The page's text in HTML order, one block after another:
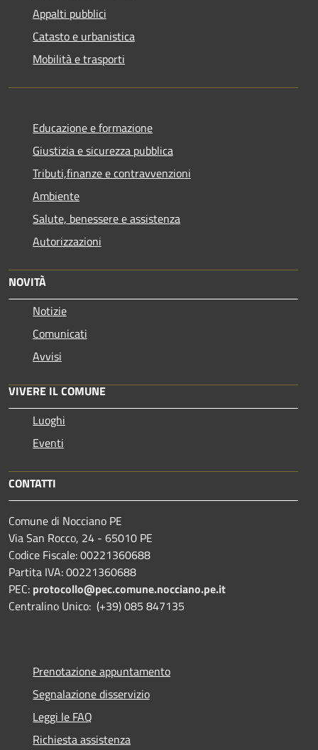
Appalti pubblici
Catasto e urbanistica
Mobilità e trasporti
Educazione e formazione
Giustizia e sicurezza pubblica
Tributi,finanze e contravvenzioni
Ambiente
Salute, benessere e assistenza
Autorizzazioni
NOVITÀ
Notizie
Comunicati
Avvisi
VIVERE IL COMUNE
Luoghi
Eventi
CONTATTI
Comune di Nocciano PE
Via San Rocco, 24 - 65010 PE
Codice Fiscale: 00221360688
Partita IVA: 00221360688
PEC: protocollo@pec.comune.nocciano.pe.it
Centralino Unico: (+39) 085 847135
Prenotazione appuntamento
Segnalazione disservizio
Leggi le FAQ
Richiesta assistenza